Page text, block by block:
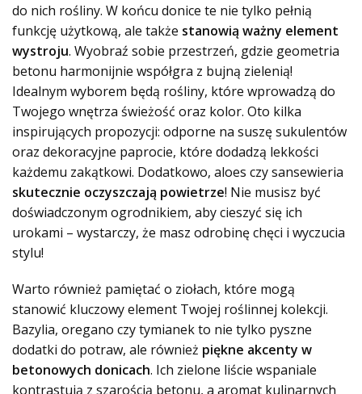
do nich rośliny. W końcu donice te nie tylko pełnią
funkcję użytkową, ale także stanowią ważny element
wystroju. Wyobraź sobie przestrzeń, gdzie geometria
betonu harmonijnie współgra z bujną zielenią!
Idealnym wyborem będą rośliny, które wprowadzą do
Twojego wnętrza świeżość oraz kolor. Oto kilka
inspirujących propozycji: odporne na suszę sukulentów
oraz dekoracyjne paprocie, które dodadzą lekkości
każdemu zakątkowi. Dodatkowo, aloes czy sansewieria
skutecznie oczyszczają powietrze! Nie musisz być
doświadczonym ogrodnikiem, aby cieszyć się ich
urokami – wystarczy, że masz odrobinę chęci i wyczucia
stylu!
Warto również pamiętać o ziołach, które mogą
stanowić kluczowy element Twojej roślinnej kolekcji.
Bazylia, oregano czy tymianek to nie tylko pyszne
dodatki do potraw, ale również piękne akcenty w
betonowych donicach. Ich zielone liście wspaniale
kontrastują z szarością betonu, a aromat kulinarnych